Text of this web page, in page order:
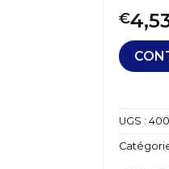
€
UGS :